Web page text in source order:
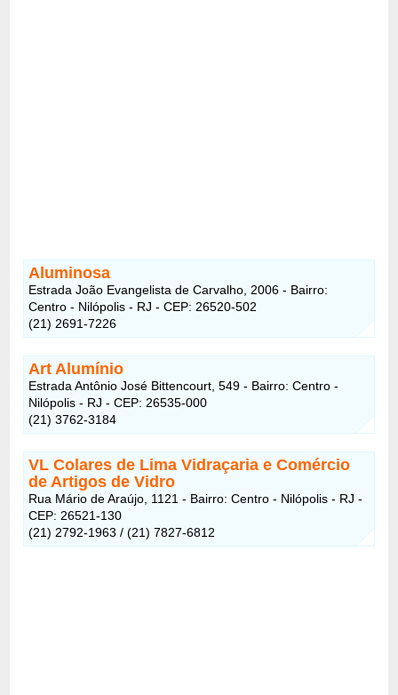
Aluminosa
Estrada João Evangelista de Carvalho, 2006 - Bairro:
Centro - Nilópolis - RJ - CEP: 26520-502
(21) 2691-7226
Art Alumínio
Estrada Antônio José Bittencourt, 549 - Bairro: Centro -
Nilópolis - RJ - CEP: 26535-000
(21) 3762-3184
VL Colares de Lima Vidraçaria e Comércio
de Artigos de Vidro
Rua Mário de Araújo, 1121 - Bairro: Centro - Nilópolis - RJ -
CEP: 26521-130
(21) 2792-1963 / (21) 7827-6812